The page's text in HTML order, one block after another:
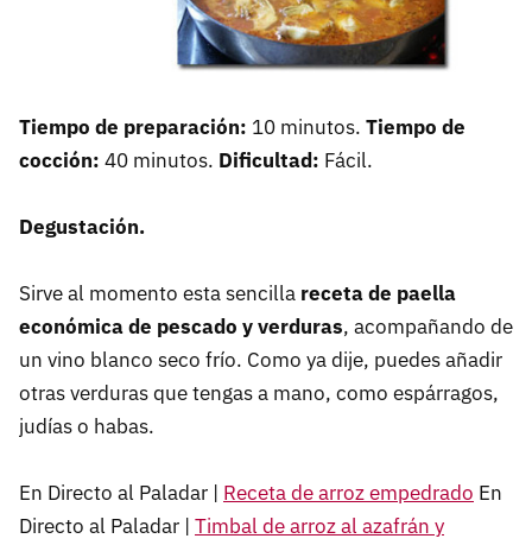
Tiempo de preparación: 10 minutos. Tiempo de
cocción: 40 minutos. Dificultad: Fácil.
Degustación.
Sirve al momento esta sencilla receta de paella
económica de pescado y verduras, acompañando de
un vino blanco seco frío. Como ya dije, puedes añadir
otras verduras que tengas a mano, como espárragos,
judías o habas.
En Directo al Paladar | Receta de arroz empedrado En
Directo al Paladar | Timbal de arroz al azafrán y